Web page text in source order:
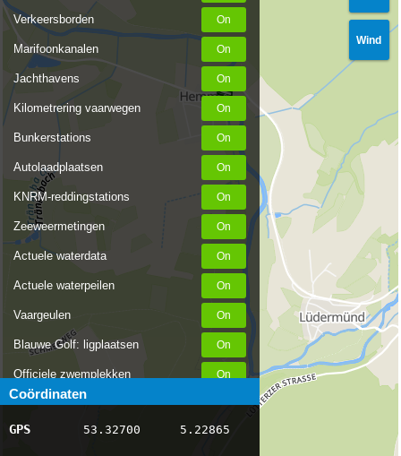
Verkeersborden
Marifoonkanalen
Jachthavens
Kilometrering vaarwegen
Bunkerstations
Autolaadplaatsen
KNRM-reddingstations
Zeeweermetingen
Actuele waterdata
Actuele waterpeilen
Vaargeulen
Blauwe Golf: ligplaatsen
Officiele zwemplekken
Stremmingen/hinder
AIS scheepsposities
Coördinaten
GPS 53.32700 5.22865
Wind